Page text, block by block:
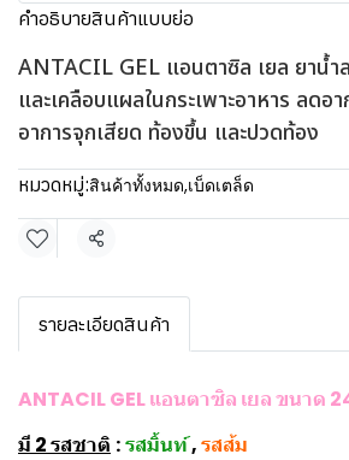
คำอธิบายสินค้าแบบย่อ
ANTACIL GEL แอนตาซิล เยล ยาน้
และเคลือบแผลในกระเพาะอาหาร ลดอ
อาการจุกเสียด ท้องขึ้น และปวดท้อง
หมวดหมู่:สินค้าทั้งหมด,เบ็ดเตล็ด
แชร์
รายละเอียดสินค้า
ANTACIL GEL แอนตาซิล เยล ขนาด
มี 2 รสชาติ :รสมิ้นท์,รสส้ม